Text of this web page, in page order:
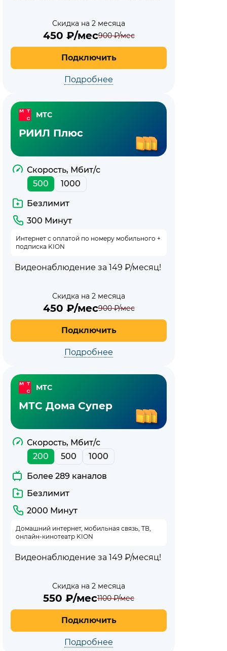
Скидка на 2 месяца
450 ₽/мес900₽/мес
Подключить
Подробнее
МТС
РИИЛ Плюс
Скорость, Мбит/с
500
1000
Безлимит
300 Минут
Интернет с оплатой по номеру мобильного +
подписка KION
Видеонаблюдение за 149 ₽/месяц!
Скидка на 2 месяца
450 ₽/мес900₽/мес
Подключить
Подробнее
МТС
МТС Дома Супер
Скорость, Мбит/с
200
500 1000
Более 289 каналов
Безлимит
2000 Минут
Домашний интернет, мобильная связь, ТВ,
онлайн-кинотеатр KION
Видеонаблюдение за 149 ₽/месяц!
Скидка на 2 месяца
550 ₽/мес1100₽/мес
Подключить
Подробнее